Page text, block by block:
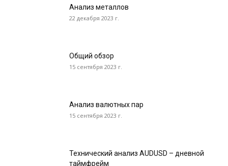
Анализ металлов
22 декабря 2023 г.
Общий обзор
15 сентября 2023 г.
Анализ валютных пар
15 сентября 2023 г.
Технический анализ AUDUSD – дневной
таймфрейм